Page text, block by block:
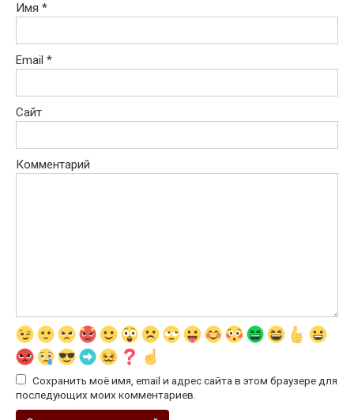
Имя *
Email *
Сайт
Комментарий
Сохранить моё имя, email и адрес сайта в этом браузере для
последующих моих комментариев.